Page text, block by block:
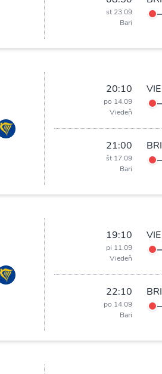
st 23.09
Bari
20:10
po 14.09
Viedeň
VIE
21:00
št 17.09
Bari
BRI
19:10
pi 11.09
Viedeň
VIE
22:10
po 14.09
Bari
BRI